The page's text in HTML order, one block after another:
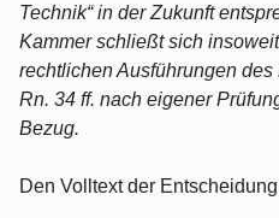
Technik“ in der Zukunft
Kammer schließt sich
rechtlichen Ausführungen des
Rn. 34 ff. nach eigener
Bezug.
Den Volltext der